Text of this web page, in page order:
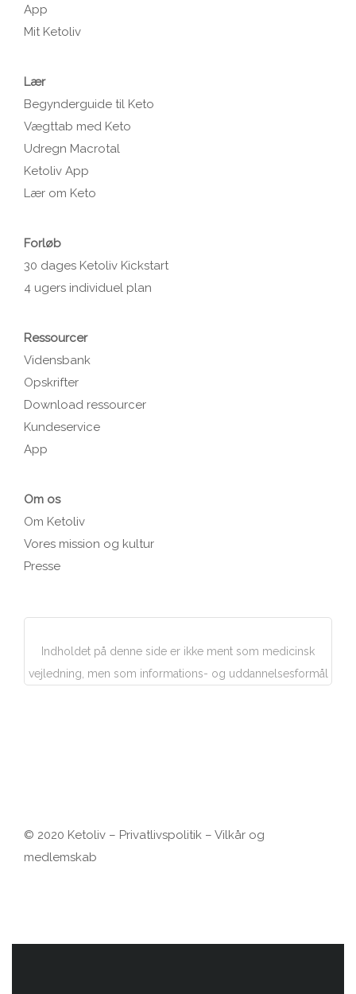
App
Mit Ketoliv
Lær
Begynderguide til Keto
Vægttab med Keto
Udregn Macrotal
Ketoliv App
Lær om Keto
Forløb
30 dages Ketoliv Kickstart
4 ugers individuel plan
Ressourcer
Vidensbank
Opskrifter
Download ressourcer
Kundeservice
App
Om os
Om Ketoliv
Vores mission og kultur
Presse
Indholdet på denne side er ikke ment som medicinsk
vejledning, men som informations- og uddannelsesformål
© 2020 Ketoliv – Privatlivspolitik – Vilkår og
medlemskab